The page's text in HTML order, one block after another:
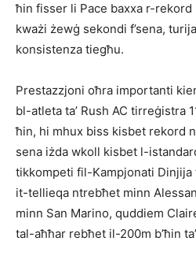
ħin fisser li Pace baxxa r-
kważi żewġ sekondi f’sena,
konsistenza tiegħu.
Prestazzjoni oħra importanti
bl-atleta ta’ Rush AC tirreġistra
ħin, hi mhux biss kisbet rekord
sena iżda wkoll kisbet l-
tikkompeti fil-Kampjonati
it-tellieqa ntrebħet minn
minn San Marino, quddiem
tal-aħħar rebħet il-200m b’ħin